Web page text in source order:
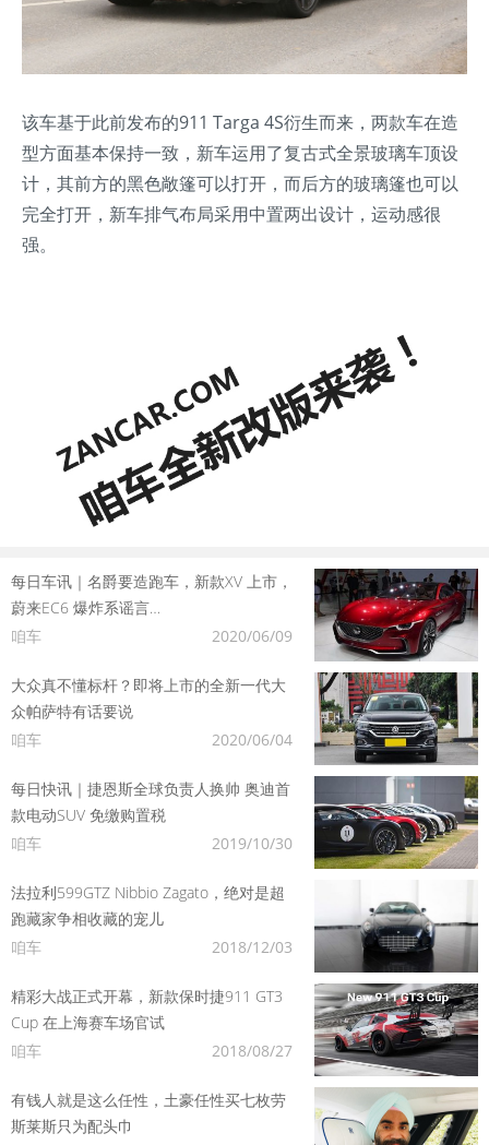
该车基于此前发布的911 Targa 4S衍生而来，两款车在造
型方面基本保持一致，新车运用了复古式全景玻璃车顶设
计，其前方的黑色敞篷可以打开，而后方的玻璃篷也可以
完全打开，新车排气布局采用中置两出设计，运动感很
强。
每日车讯｜名爵要造跑车，新款XV 上市，
蔚来EC6 爆炸系谣言…
咱车
2020/06/09
大众真不懂标杆？即将上市的全新一代大
众帕萨特有话要说
咱车
2020/06/04
每日快讯｜捷恩斯全球负责人换帅 奥迪首
款电动SUV 免缴购置税
咱车
2019/10/30
法拉利599GTZ Nibbio Zagato，绝对是超
跑藏家争相收藏的宠儿
咱车
2018/12/03
精彩大战正式开幕，新款保时捷911 GT3
Cup 在上海赛车场官试
咱车
2018/08/27
有钱人就是这么任性，土豪任性买七枚劳
斯莱斯只为配头巾